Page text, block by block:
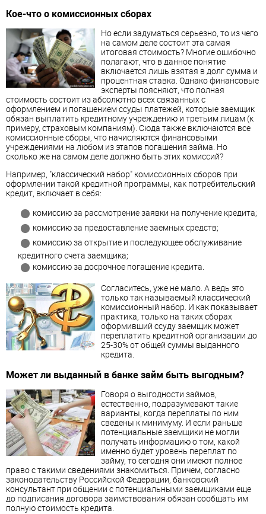
Кое-что о комиссионных сборах
Но если задуматься серьезно, то из чего
на самом деле состоит эта самая
итоговая стоимость? Многие ошибочно
полагают, что в данное понятие
включается лишь взятая в долг сумма и
процентная ставка. Однако финансовые
эксперты поясняют, что полная
стоимость состоит из абсолютно всех связанных с
оформлением и погашением ссуды платежей, которыезаемщик
обязан выплатить кредитному учреждению и третьим лицам (к
примеру, страховым компаниям). Сюда также включаются все
комиссионные сборы, что начисляются финансовыми
учреждениями на любом из этапов погашения займа. Но
сколько же на самом деле должно быть этих комиссий?
Например, "классический набор" комиссионных сборов при
оформлении такой кредитной программы, как потребительский
кредит, включает в себя:
комиссию за рассмотрение заявки на получение кредита;
комиссию за предоставление заемных средств;
комиссию за открытие и последующее обслуживание
кредитного счета заемщика;
комиссию за досрочное погашение кредита.
Согласитесь, уже не мало. А ведь это
только так называемый классический
комиссионный набор. И как показывает
практика, только на таких сборах
оформивший ссудузаемщик может
переплатить кредитной организации до
25-30% от общей суммы выданного
кредита.
Может ли выданный в банке займ быть выгодным?
Говоря о выгодности займов,
естественно, подразумевают такие
варианты, когда переплаты по ним
сведены к минимуму. И если раньше
потенциальныезаемщики не могли
получать информацию о том, какой
именно будет уровень переплат по
займу, то сегодня они имеют полное
право с такими сведениями знакомиться. Причем, согласно
законодательству Российской Федерации, банковский
консультант при общении с потенциальными заемщиками еще
до подписания договора заимствования обязан сообщать им
полную стоимость кредита.